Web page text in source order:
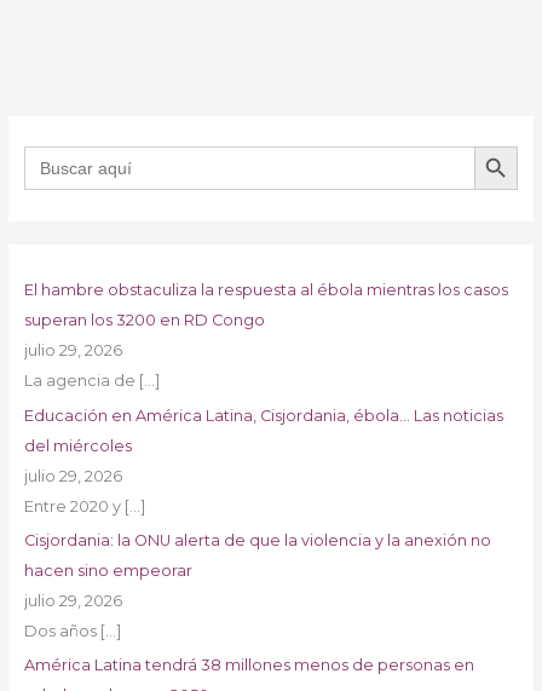
Buscar: BOTÓN DE
El hambre obstaculiza la respuesta al ébola mientras los casos
superan los 3200 en RD Congo
julio 29, 2026
La agencia de […]
Educación en América Latina, Cisjordania, ébola… Las noticias
del miércoles
julio 29, 2026
Entre 2020 y […]
Cisjordania: la ONU alerta de que la violencia y la anexión no
hacen sino empeorar
julio 29, 2026
Dos años […]
América Latina tendrá 38 millones menos de personas en